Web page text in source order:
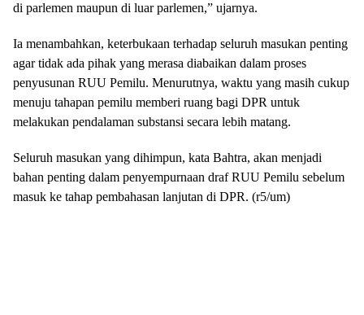
di parlemen maupun di luar parlemen,” ujarnya.
Ia menambahkan, keterbukaan terhadap seluruh masukan penting
agar tidak ada pihak yang merasa diabaikan dalam proses
penyusunan RUU Pemilu. Menurutnya, waktu yang masih cukup
menuju tahapan pemilu memberi ruang bagi DPR untuk
melakukan pendalaman substansi secara lebih matang.
Seluruh masukan yang dihimpun, kata Bahtra, akan menjadi
bahan penting dalam penyempurnaan draf RUU Pemilu sebelum
masuk ke tahap pembahasan lanjutan di DPR. (r5/um)